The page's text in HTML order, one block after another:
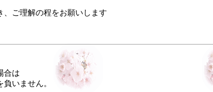
、ご理解の程をお願いします
合は
いません。